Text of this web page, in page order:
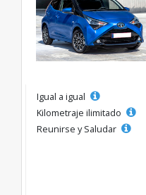
Igual a igual
Kilometraje ilimitado
Reunirse y Saludar